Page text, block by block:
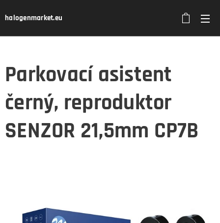
halogenmarket.eu
Parkovací asistent
černý, reproduktor
SENZOR 21,5mm CP7B